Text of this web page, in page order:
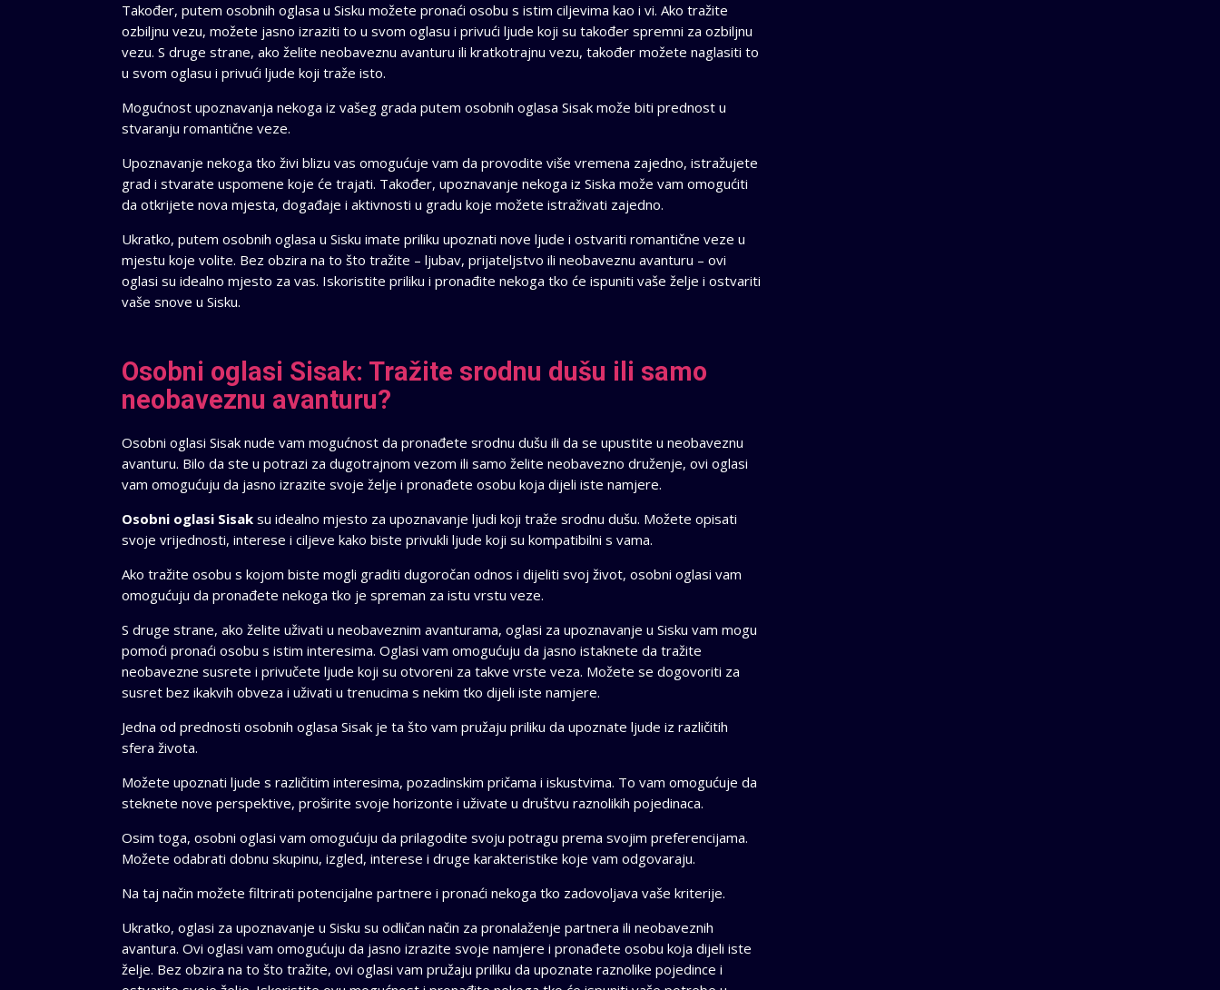
Također, putem osobnih oglasa u Sisku možete pronaći osobu s istim ciljevima kao i vi. Ako tražite
ozbiljnu vezu, možete jasno izraziti to u svom oglasu i privući ljude koji su također spremni za ozbiljnu
vezu. S druge strane, ako želite neobaveznu avanturu ili kratkotrajnu vezu, također možete naglasiti to
u svom oglasu i privući ljude koji traže isto.
Mogućnost upoznavanja nekoga iz vašeg grada putem osobnih oglasa Sisak može biti prednost u
stvaranju romantične veze.
Upoznavanje nekoga tko živi blizu vas omogućuje vam da provodite više vremena zajedno, istražujete
grad i stvarate uspomene koje će trajati. Također, upoznavanje nekoga iz Siska može vam omogućiti
da otkrijete nova mjesta, događaje i aktivnosti u gradu koje možete istraživati zajedno.
Ukratko, putem osobnih oglasa u Sisku imate priliku upoznati nove ljude i ostvariti romantične veze u
mjestu koje volite. Bez obzira na to što tražite – ljubav, prijateljstvo ili neobaveznu avanturu – ovi
oglasi su idealno mjesto za vas. Iskoristite priliku i pronađite nekoga tko će ispuniti vaše želje i ostvariti
vaše snove u Sisku.
Osobni oglasi Sisak: Tražite srodnu dušu ili samo
neobaveznu avanturu?
Osobni oglasi Sisak nude vam mogućnost da pronađete srodnu dušu ili da se upustite u neobaveznu
avanturu. Bilo da ste u potrazi za dugotrajnom vezom ili samo želite neobavezno druženje, ovi oglasi
vam omogućuju da jasno izrazite svoje želje i pronađete osobu koja dijeli iste namjere.
Osobni oglasi Sisak su idealno mjesto za upoznavanje ljudi koji traže srodnu dušu. Možete opisati
svoje vrijednosti, interese i ciljeve kako biste privukli ljude koji su kompatibilni s vama.
Ako tražite osobu s kojom biste mogli graditi dugoročan odnos i dijeliti svoj život, osobni oglasi vam
omogućuju da pronađete nekoga tko je spreman za istu vrstu veze.
S druge strane, ako želite uživati u neobaveznim avanturama, oglasi za upoznavanje u Sisku vam mogu
pomoći pronaći osobu s istim interesima. Oglasi vam omogućuju da jasno istaknete da tražite
neobavezne susrete i privučete ljude koji su otvoreni za takve vrste veza. Možete se dogovoriti za
susret bez ikakvih obveza i uživati u trenucima s nekim tko dijeli iste namjere.
Jedna od prednosti osobnih oglasa Sisak je ta što vam pružaju priliku da upoznate ljude iz različitih
sfera života.
Možete upoznati ljude s različitim interesima, pozadinskim pričama i iskustvima. To vam omogućuje da
steknete nove perspektive, proširite svoje horizonte i uživate u društvu raznolikih pojedinaca.
Osim toga, osobni oglasi vam omogućuju da prilagodite svoju potragu prema svojim preferencijama.
Možete odabrati dobnu skupinu, izgled, interese i druge karakteristike koje vam odgovaraju.
Na taj način možete filtrirati potencijalne partnere i pronaći nekoga tko zadovoljava vaše kriterije.
Ukratko, oglasi za upoznavanje u Sisku su odličan način za pronalaženje partnera ili neobaveznih
avantura. Ovi oglasi vam omogućuju da jasno izrazite svoje namjere i pronađete osobu koja dijeli iste
želje. Bez obzira na to što tražite, ovi oglasi vam pružaju priliku da upoznate raznolike pojedince i